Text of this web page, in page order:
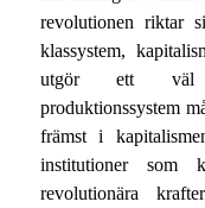
revolutionen riktar
klassystem,
utgör ett väl
produktionssystem
främst i
institutioner som
revolutionära